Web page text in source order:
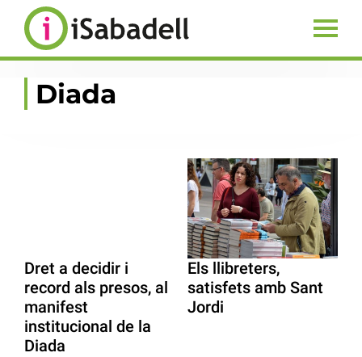
Diada
Dret a decidir i
record als presos, al
manifest
institucional de la
Diada
Els llibreters,
satisfets amb Sant
Jordi